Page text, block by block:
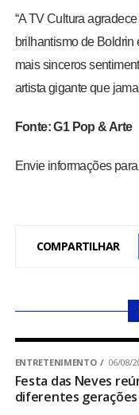
“A TV Cultura
brilhantismo de
mais sinceros
artista gigante que
Fonte: G1 Pop & Arte
Envie informações
COMPARTILHAR
ENTRETENIMENTO 06/08/
Festa das Neves
diferentes gerações